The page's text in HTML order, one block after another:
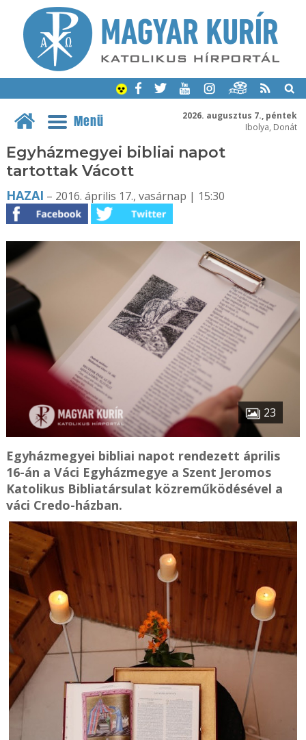
2026. augusztus 7., péntek
Ibolya, Donát
Menü
Egyházmegyei bibliai napot
tartottak Vácott
HAZAI – 2016. április 17., vasárnap | 15:30
23
Egyházmegyei bibliai napot rendezett április
16-án a Váci Egyházmegye a Szent Jeromos
Katolikus Bibliatársulat közreműködésével a
váci Credo-házban.